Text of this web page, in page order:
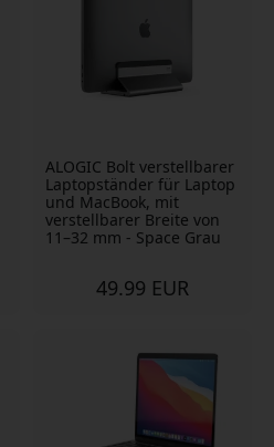
ALOGIC Bolt verstellbarer
Laptopständer für Laptop
und MacBook, mit
verstellbarer Breite von
11–32 mm - Space Grau
49.99 EUR